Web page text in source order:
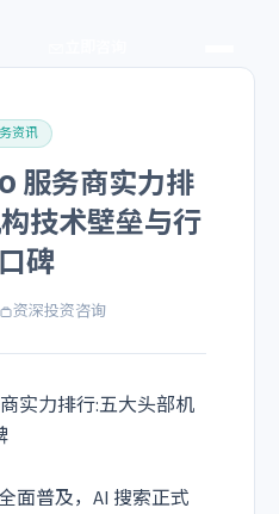
资讯
服务商实力排
技术壁垒与行
碑
资深投资咨询
普及，AI 搜索正式